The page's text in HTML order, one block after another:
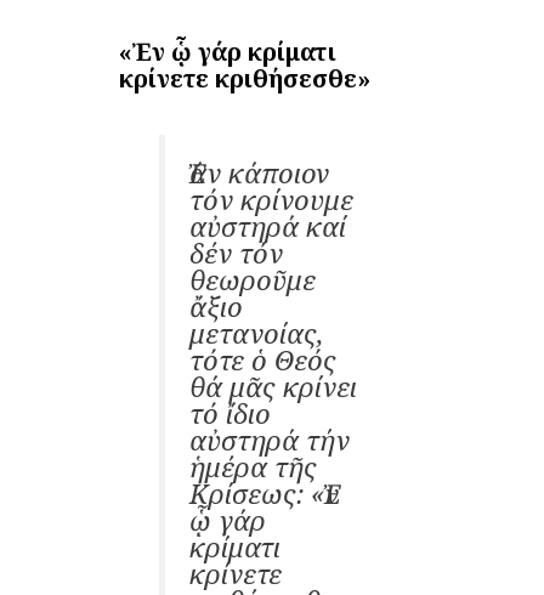
«Ἐν ᾧ γάρ κρίματι
κρίνετε κριθήσεσθε»
Ἐάν κάποιον
τόν κρίνουμε
αὐστηρά καί
δέν τόν
θεωροῦμε
ἄξιο
μετανοίας,
τότε ὁ Θεός
θά μᾶς κρίνει
τό ἴδιο
αὐστηρά τήν
ἡμέρα τῆς
Κρίσεως: «Ἐν
ᾧ γάρ
κρίματι
κρίνετε